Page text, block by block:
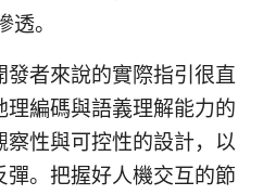
。
者來說的實際指引很直
編碼與語義理解能力的
性與可控性的設計，以
。把握好人機交互的節